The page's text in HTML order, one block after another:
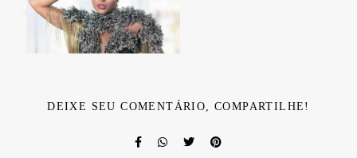
DEIXE SEU COMENTÁRIO, COMPARTILHE!